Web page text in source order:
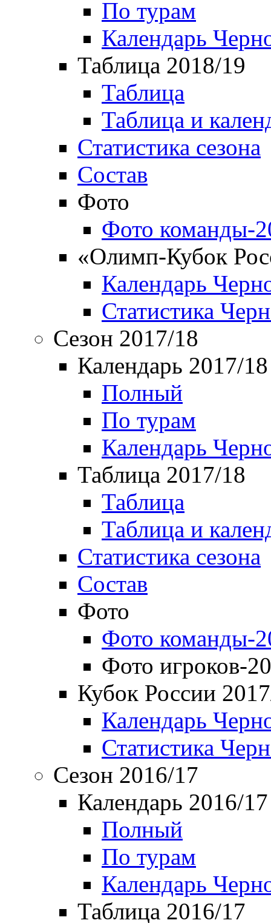
По турам
Календарь
Таблица 2018/19
Таблица
Таблица и
Статистика сезона
Состав
Фото
Фото команды-
«Олимп-Кубок
Календарь
Статистика
Сезон 2017/18
Календарь 2017/18
Полный
По турам
Календарь
Таблица 2017/18
Таблица
Таблица и
Статистика сезона
Состав
Фото
Фото команды-
Фото игроков-
Кубок России
Календарь
Статистика
Сезон 2016/17
Календарь 2016/17
Полный
По турам
Календарь
Таблица 2016/17